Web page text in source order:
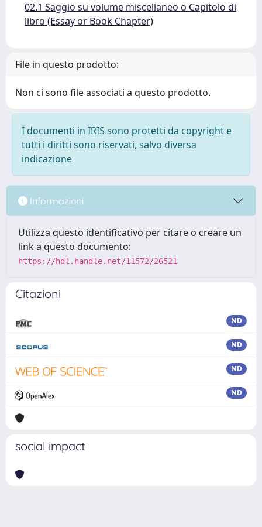
02.1 Saggio su volume miscellaneo o Capitolo di
libro (Essay or Book Chapter)
File in questo prodotto:
Non ci sono file associati a questo prodotto.
I documenti in IRIS sono protetti da copyright e
tutti i diritti sono riservati, salvo diversa
indicazione
Informazioni
Utilizza questo identificativo per citare o creare un
link a questo documento:
https://hdl.handle.net/11572/26521
Citazioni
ND
ND
ND
ND
social impact